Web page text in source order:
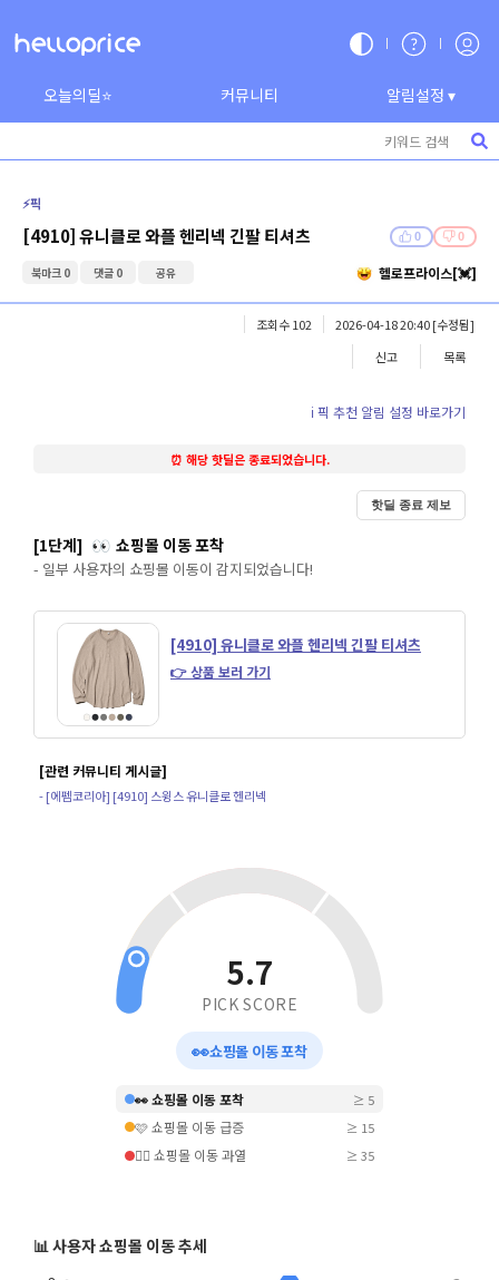
오늘의딜⭐ 커뮤니티 알림설정 ▾
⚡️픽
[4910] 유니클로 와플 헨리넥 긴팔 티셔츠 0 0
북마크 0 댓글 0 공유 헬로프라이스[💓]
조회수 102 2026-04-18 20:40[수정됨]
신고
목록
ℹ️ 픽 추천 알림 설정 바로가기
⏰ 해당 핫딜은 종료되었습니다.
핫딜 종료 제보
[1단계] 👀 쇼핑몰 이동 포착
- 일부 사용자의 쇼핑몰 이동이 감지되었습니다!
[4910] 유니클로 와플 헨리넥 긴팔 티셔츠
👉 상품 보러 가기
[관련 커뮤니티 게시글]
- [에펨코리아] [4910] 스윙스 유니클로 헨리넥
5.7
PICK SCORE
👀쇼핑몰 이동 포착
👀 쇼핑몰 이동 포착 ≥ 5
🩷 쇼핑몰 이동 급증 ≥ 15
❤️‍🔥 쇼핑몰 이동 과열 ≥ 35
📊 사용자 쇼핑몰 이동 추세